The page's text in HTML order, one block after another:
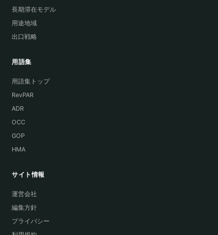
長期滞在モデル
用途地域
出口戦略
用語集
用語集トップ
RevPAR
ADR
OCC
GOP
HMA
サイト情報
運営会社
編集方針
プライバシー